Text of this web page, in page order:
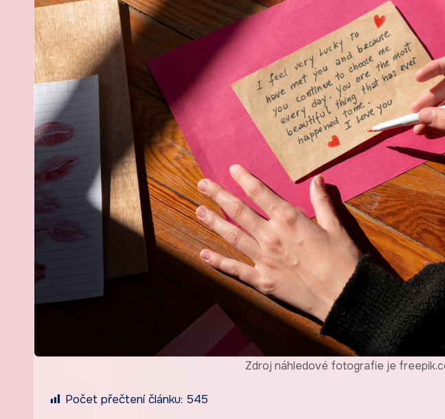
Zdroj náhledové fotografie je
Počet přečtení článku: 545